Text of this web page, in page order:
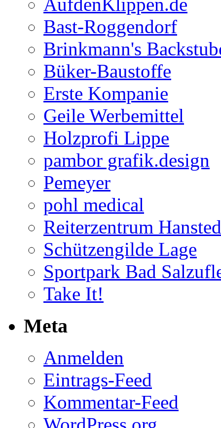
Bast-Roggendorf
Brinkmann's
Büker-Baustoffe
Erste Kompanie
Geile Werbemittel
Holzprofi Lippe
pambor grafik.design
Pemeyer
pohl medical
Reiterzentrum
Schützengilde Lage
Sportpark Bad
Take It!
Meta
Anmelden
Eintrags-Feed
Kommentar-Feed